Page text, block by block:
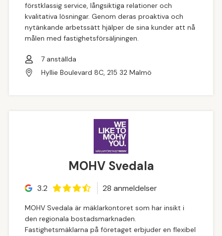
förstklassig service, långsiktiga relationer och
kvalitativa lösningar. Genom deras proaktiva och
nytänkande arbetssätt hjälper de sina kunder att nå
målen med fastighetsförsäljningen.
7anställda
Hyllie Boulevard 8C, 215 32 Malmö
MOHV Svedala
3.2 28 anmeldelser
MOHV Svedala är mäklarkontoret som har insikt i
den regionala bostadsmarknaden.
Fastighetsmäklarna på företaget erbjuder en flexibel